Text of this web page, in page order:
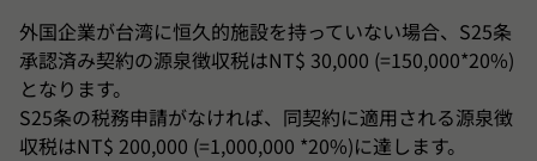
外国企業が台湾に恒久的施設を持っていない場合、S25条
承認済み契約の源泉徴収税はNT$ 30,000 (=150,000*20%)
となります。
S25条の税務申請がなければ、同契約に適用される源泉徴
収税はNT$ 200,000 (=1,000,000 *20%)に達します。